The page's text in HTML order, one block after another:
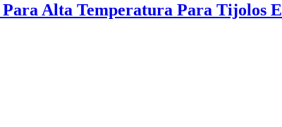
Alta Temperatura Para Tijolos